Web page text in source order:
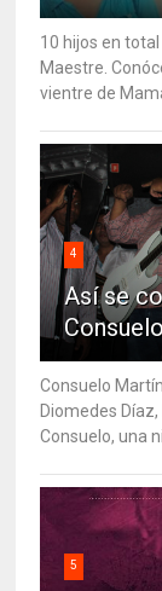
10 hijos en
Maestre.
vientre de
4
Así se
Consuelo
Diomedes
Consuelo, una
5